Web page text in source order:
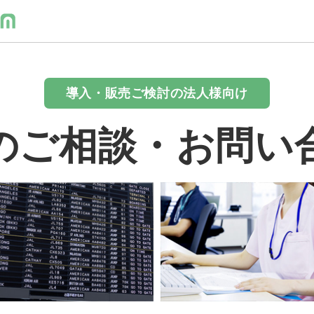
導入・販売ご検討の法人様向け
ご相談・お問い